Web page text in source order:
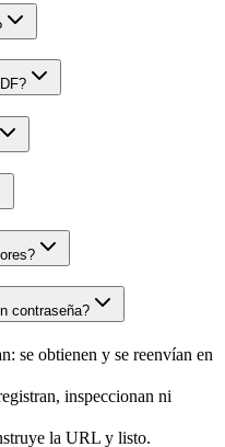
contraseña?
se obtienen y se reenvían en
inspeccionan ni
la URL y listo.